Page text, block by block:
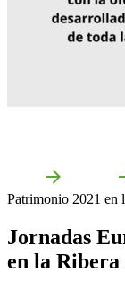
Patrimonio 2021 en
Jornadas
en la